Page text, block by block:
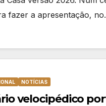
fazer a apresentação,
NOTÍCIAS
velocipédico